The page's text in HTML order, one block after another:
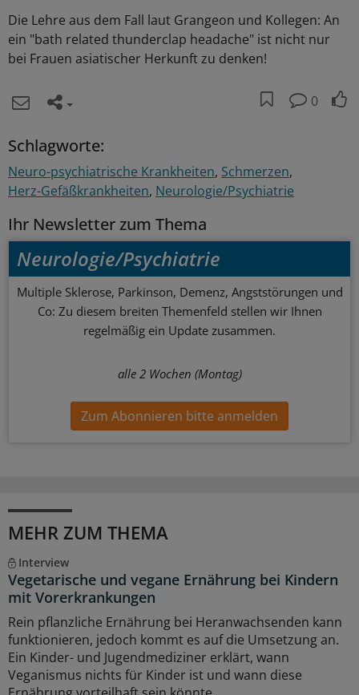
Die Lehre aus dem Fall laut Grangeon und Kollegen: An
ein "bath related thunderclap headache" ist nicht nur
bei Frauen asiatischer Herkunft zu denken!
0
Schlagworte:
Neuro-psychiatrische Krankheiten Schmerzen
Herz-Gefäßkrankheiten Neurologie/Psychiatrie
Ihr Newsletter zum Thema
Neurologie/Psychiatrie
Multiple Sklerose, Parkinson, Demenz, Angststörungen und
Co: Zu diesem breiten Themenfeld stellen wir Ihnen
regelmäßig ein Update zusammen.
alle 2 Wochen (Montag)
Zum Abonnieren bitte anmelden
MEHR ZUM THEMA
Interview
Vegetarische und vegane Ernährung bei Kindern
mit Vorerkrankungen
Rein pflanzliche Ernährung bei Heranwachsenden kann
funktionieren, jedoch kommt es auf die Umsetzung an.
Ein Kinder- und Jugendmediziner erklärt, wann
Veganismus nichts für Kinder ist und wann diese